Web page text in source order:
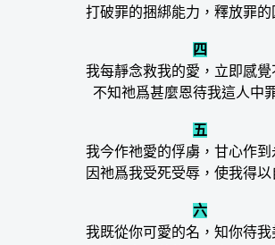
打破罪的捆綁能力，釋放罪的
四
我每靜念救我的愛，立即感覺
不知祂爲甚麼恩待我這人中
五
我今作祂愛的俘虜，甘心作到
因祂爲我受死受辱，使我得以
六
我既從你可愛的名，知你待我